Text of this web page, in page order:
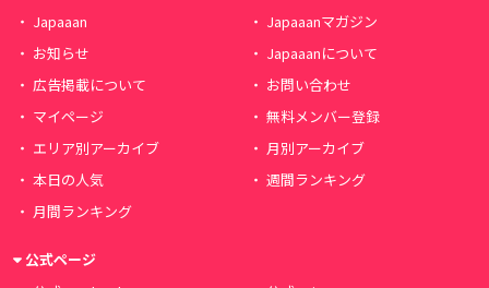
Japaaan
Japaaanマガジン
お知らせ
Japaaanについて
広告掲載について
お問い合わせ
マイページ
無料メンバー登録
エリア別アーカイブ
月別アーカイブ
本日の人気
週間ランキング
月間ランキング
公式ページ